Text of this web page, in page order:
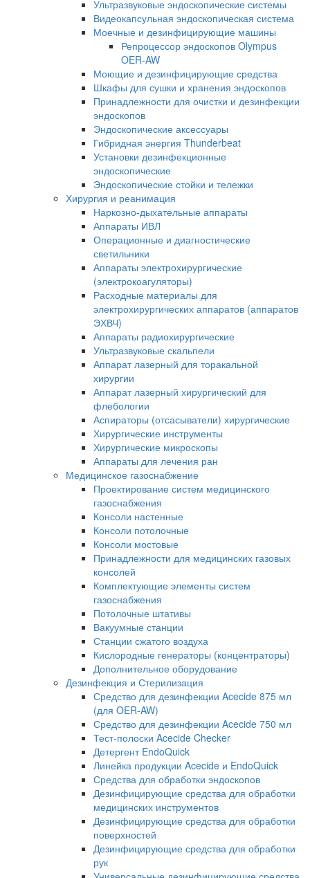
Ультразвуковые эндоскопические системы
Видеокапсульная эндоскопическая система
Моечные и дезинфицирующие машины
Репроцессор эндоскопов Olympus
OER-AW
Моющие и дезинфицирующие средства
Шкафы для сушки и хранения эндоскопов
Принадлежности для очистки и дезинфекции
эндоскопов
Эндоскопические аксессуары
Гибридная энергия Thunderbeat
Установки дезинфекционные
эндоскопические
Эндоскопические стойки и тележки
Хирургия и реанимация
Наркозно-дыхательные аппараты
Аппараты ИВЛ
Операционные и диагностические
светильники
Аппараты электрохирургические
(электрокоагуляторы)
Расходные материалы для
электрохирургических аппаратов (аппаратов
ЭХВЧ)
Аппараты радиохирургические
Ультразвуковые скальпели
Аппарат лазерный для торакальной
хирургии
Аппарат лазерный хирургический для
флебологии
Аспираторы (отсасыватели) хирургические
Хирургические инструменты
Хирургические микроскопы
Аппараты для лечения ран
Медицинское газоснабжение
Проектирование систем медицинского
газоснабжения
Консоли настенные
Консоли потолочные
Консоли мостовые
Принадлежности для медицинских газовых
консолей
Комплектующие элементы систем
газоснабжения
Потолочные штативы
Вакуумные станции
Станции сжатого воздуха
Кислородные генераторы (концентраторы)
Дополнительное оборудование
Дезинфекция и Стерилизация
Средство для дезинфекции Acecide 875 мл
(для OER-AW)
Средство для дезинфекции Acecide 750 мл
Тест-полоски Acecide Checker
Детергент EndoQuick
Линейка продукции Acecide и EndoQuick
Средства для обработки эндоскопов
Дезинфицирующие средства для обработки
медицинских инструментов
Дезинфицирующие средства для обработки
поверхностей
Дезинфицирующие средства для обработки
рук